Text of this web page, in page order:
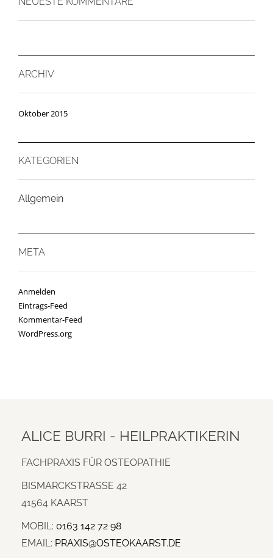
ARCHIV
Oktober 2015
KATEGORIEN
Allgemein
META
Anmelden
Eintrags-Feed
Kommentar-Feed
WordPress.org
ALICE BURRI - HEILPRAKTIKERIN
FACHPRAXIS FÜR OSTEOPATHIE
BISMARCKSTRASSE 42
41564 KAARST
MOBIL: 0163 142 72 98
EMAIL: PRAXIS@OSTEOKAARST.DE